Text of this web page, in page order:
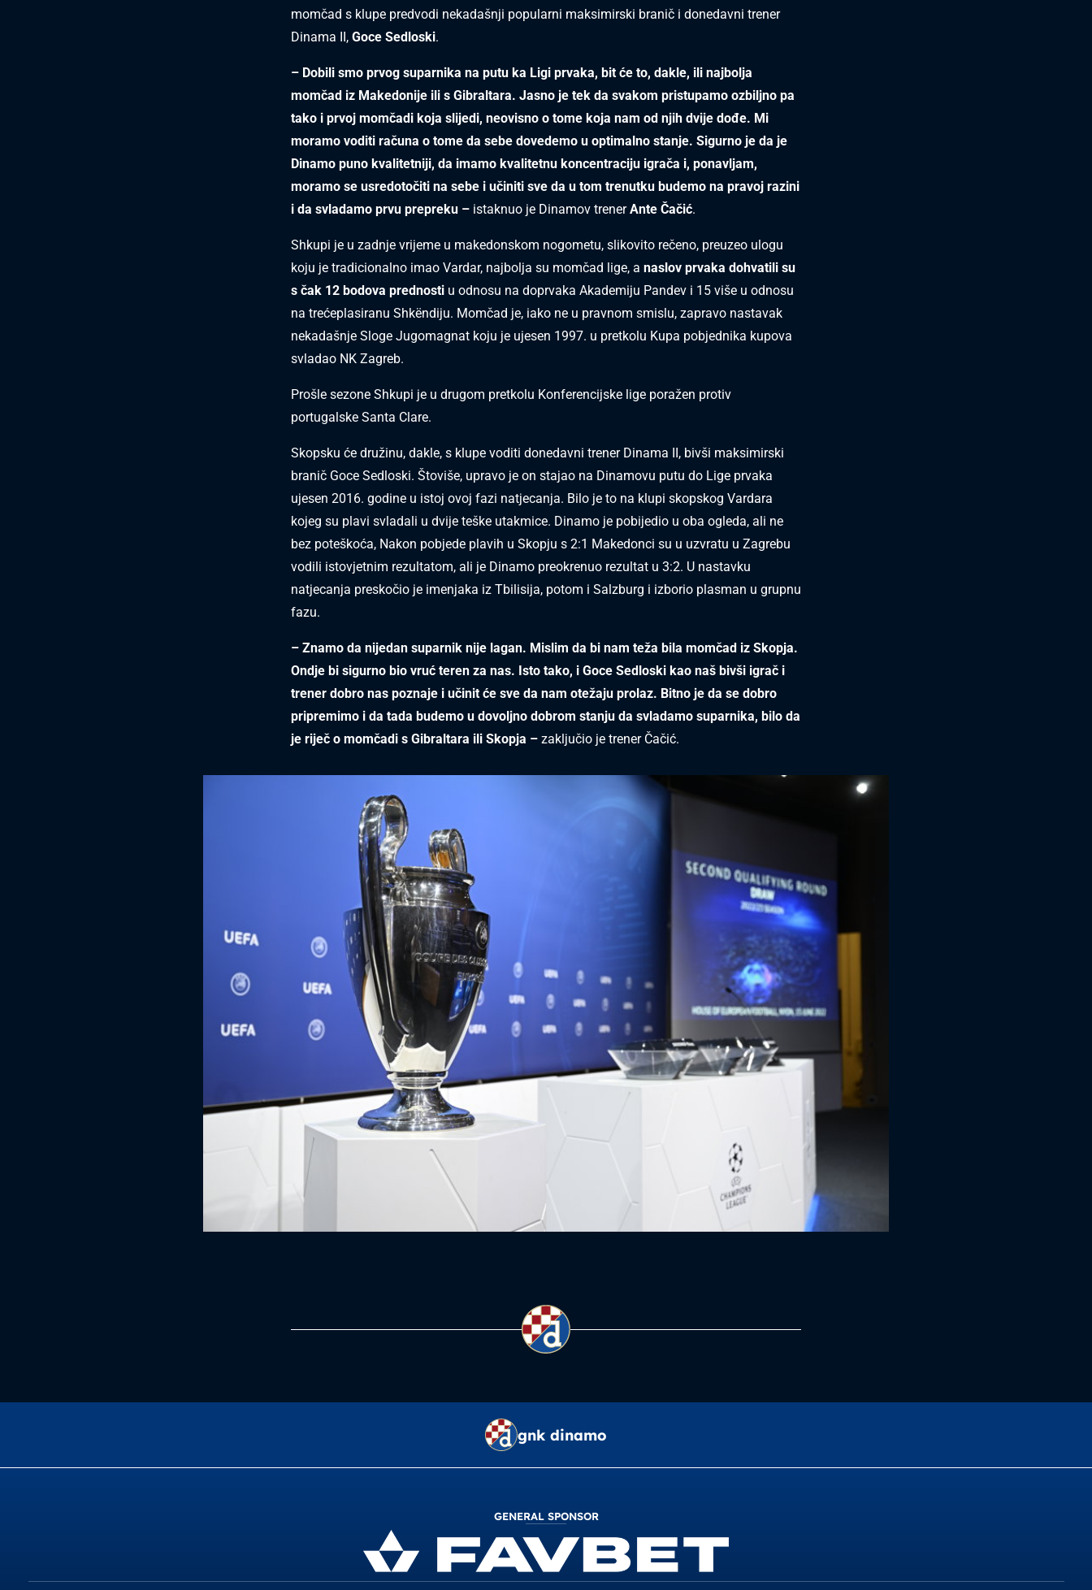
momčad s klupe predvodi nekadašnji popularni maksimirski branič i donedavni trener
Dinama II, Goce Sedloski.
– Dobili smo prvog suparnika na putu ka Ligi prvaka, bit će to, dakle, ili najbolja
momčad iz Makedonije ili s Gibraltara. Jasno je tek da svakom pristupamo ozbiljno pa
tako i prvoj momčadi koja slijedi, neovisno o tome koja nam od njih dvije dođe. Mi
moramo voditi računa o tome da sebe dovedemo u optimalno stanje. Sigurno je da je
Dinamo puno kvalitetniji, da imamo kvalitetnu koncentraciju igrača i, ponavljam,
moramo se usredotočiti na sebe i učiniti sve da u tom trenutku budemo na pravoj razini
i da svladamo prvu prepreku – istaknuo je Dinamov trenerAnte Čačić.
Shkupi je u zadnje vrijeme u makedonskom nogometu, slikovito rečeno, preuzeo ulogu
koju je tradicionalno imao Vardar, najbolja su momčad lige, a naslov prvaka dohvatili su
s čak 12 bodova prednosti u odnosu na doprvaka Akademiju Pandev i 15 više u odnosu
na trećeplasiranu Shkëndiju. Momčad je, iako ne u pravnom smislu, zapravo nastavak
nekadašnje Sloge Jugomagnat koju je ujesen 1997. u pretkolu Kupa pobjednika kupova
svladao NK Zagreb.
Prošle sezone Shkupi je u drugom pretkolu Konferencijske lige poražen protiv
portugalske Santa Clare.
Skopsku će družinu, dakle, s klupe voditi donedavni trener Dinama II, bivši maksimirski
branič Goce Sedloski. Štoviše, upravo je on stajao na Dinamovu putu do Lige prvaka
ujesen 2016. godine u istoj ovoj fazi natjecanja. Bilo je to na klupi skopskog Vardara
kojeg su plavi svladali u dvije teške utakmice. Dinamo je pobijedio u oba ogleda, ali ne
bez poteškoća, Nakon pobjede plavih u Skopju s 2:1 Makedonci su u uzvratu u Zagrebu
vodili istovjetnim rezultatom, ali je Dinamo preokrenuo rezultat u 3:2. U nastavku
natjecanja preskočio je imenjaka iz Tbilisija, potom i Salzburg i izborio plasman u grupnu
fazu.
– Znamo da nijedan suparnik nije lagan. Mislim da bi nam teža bila momčad iz Skopja.
Ondje bi sigurno bio vruć teren za nas. Isto tako, i Goce Sedloski kao naš bivši igrač i
trener dobro nas poznaje i učinit će sve da nam otežaju prolaz. Bitno je da se dobro
pripremimo i da tada budemo u dovoljno dobrom stanju da svladamo suparnika, bilo da
je riječ o momčadi s Gibraltara ili Skopja – zaključio je trener Čačić.
gnk dinamo
GENERAL SPONSOR